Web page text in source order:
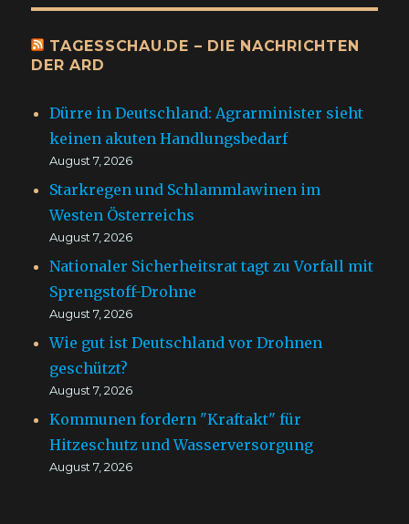
TAGESSCHAU.DE – DIE NACHRICHTEN
DER ARD
Dürre in Deutschland: Agrarminister sieht
keinen akuten Handlungsbedarf
August 7, 2026
Starkregen und Schlammlawinen im
Westen Österreichs
August 7, 2026
Nationaler Sicherheitsrat tagt zu Vorfall mit
Sprengstoff-Drohne
August 7, 2026
Wie gut ist Deutschland vor Drohnen
geschützt?
August 7, 2026
Kommunen fordern "Kraftakt" für
Hitzeschutz und Wasserversorgung
August 7, 2026